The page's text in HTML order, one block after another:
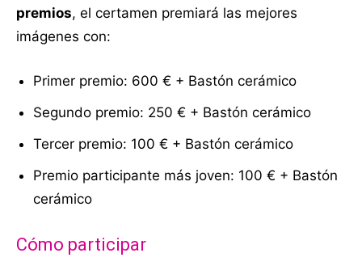
premios, el certamen premiará las mejores
imágenes con:
Primer premio: 600 € + Bastón cerámico
Segundo premio: 250 € + Bastón cerámico
Tercer premio: 100 € + Bastón cerámico
Premio participante más joven: 100 € + Bastón
cerámico
Cómo participar